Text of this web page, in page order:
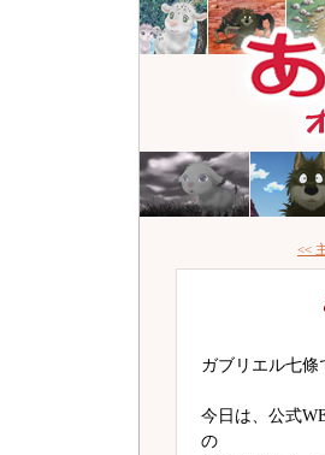
<<
ガブリエル七條
今日は、公式
の